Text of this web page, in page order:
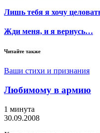
Лишь тебя я хочу
Жди меня, и я вернусь…
Читайте также
Ваши стихи и признания
Любимому в армию
1 минута
30.09.2008